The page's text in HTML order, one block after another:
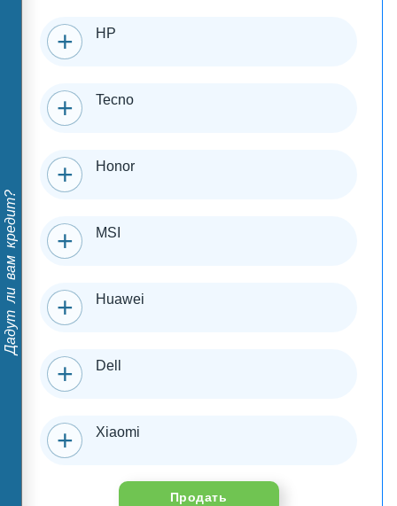
Дадут ли вам кредит?
HP
Tecno
Honor
MSI
Huawei
Dell
Xiaomi
Продать